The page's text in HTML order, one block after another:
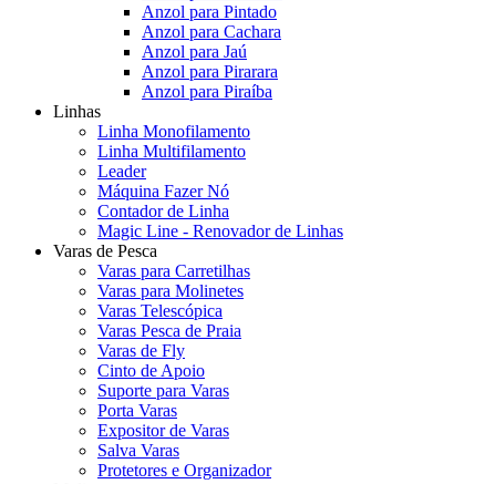
Anzol para Pintado
Anzol para Cachara
Anzol para Jaú
Anzol para Pirarara
Anzol para Piraíba
Linhas
Linha Monofilamento
Linha Multifilamento
Leader
Máquina Fazer Nó
Contador de Linha
Magic Line - Renovador de Linhas
Varas de Pesca
Varas para Carretilhas
Varas para Molinetes
Varas Telescópica
Varas Pesca de Praia
Varas de Fly
Cinto de Apoio
Suporte para Varas
Porta Varas
Expositor de Varas
Salva Varas
Protetores e Organizador